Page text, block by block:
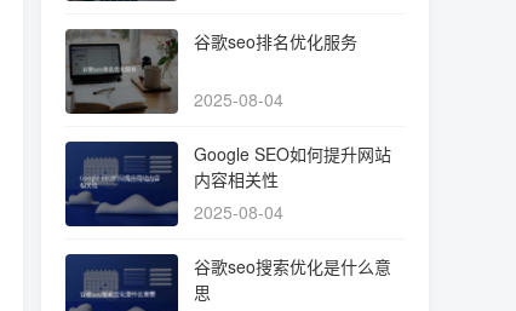
谷歌seo排名优化服务
2025-08-04
Google SEO如何提升网站
内容相关性
2025-08-04
谷歌seo搜索优化是什么意
思